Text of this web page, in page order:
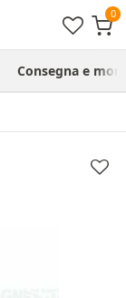
Consegna e